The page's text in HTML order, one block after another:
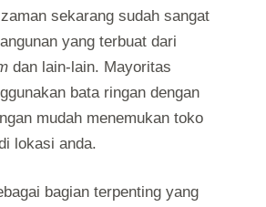
sekarang sudah sangat
yang terbuat dari
dan lain-lain. Mayoritas
bata ringan dengan
mudah menemukan toko
lokasi anda.
bagian terpenting yang